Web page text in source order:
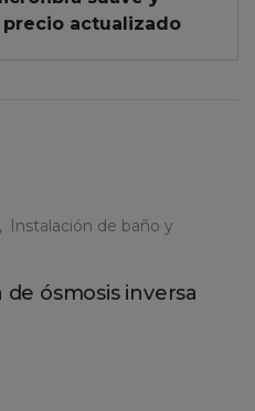
precio actualizado
Instalación de baño y
ósmosis inversa